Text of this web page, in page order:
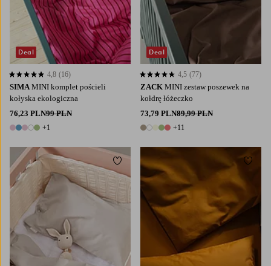
SIMA MINI komplet pościeli
kołyska ekologiczna
76,23 PLN99 PLN
6 kolory
+1
4,8 opierając się na 16 ocenach
4,8 (16)
Deal
ZACK MINI zestaw poszewek na
kołdrę łóżeczko
73,79 PLN89,99 PLN
16 kolory
+11
4,5 opierając się na 77 ocenach
4,5 (77)
Deal
Dodaj do ulubionych